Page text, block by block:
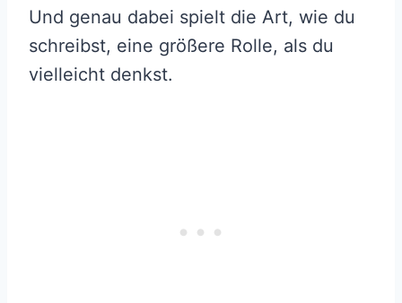
Und genau dabei spielt die Art, wie du
schreibst, eine größere Rolle, als du
vielleicht denkst.